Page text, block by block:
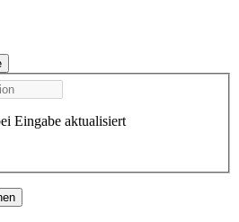
Eingabe aktualisiert